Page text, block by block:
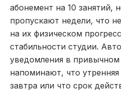
абонемент на 10 занятий,
пропускают недели, что
на их физическом
стабильности студии.
уведомления в
напоминают, что утренняя
завтра или что срок